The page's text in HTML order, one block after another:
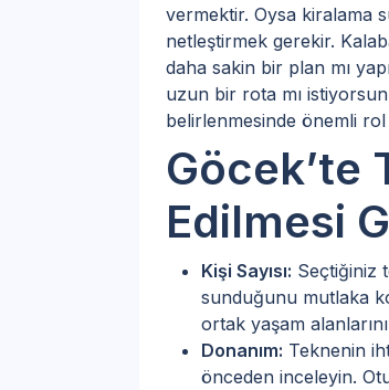
vermektir. Oysa kiralama
netleştirmek gerekir.
daha sakin bir plan mı
uzun bir rota mı
belirlenmesinde önemli
Göcek’te
Edilmesi
Kişi Sayısı: Seçtiğiniz
sunduğunu mutlaka
ortak yaşam
Donanım: Teknenin
önceden inceleyin.